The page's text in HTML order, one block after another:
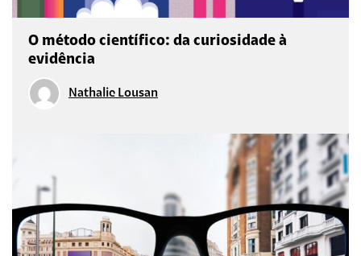
O método científico: da curiosidade à
evidência
Nathalie Lousan